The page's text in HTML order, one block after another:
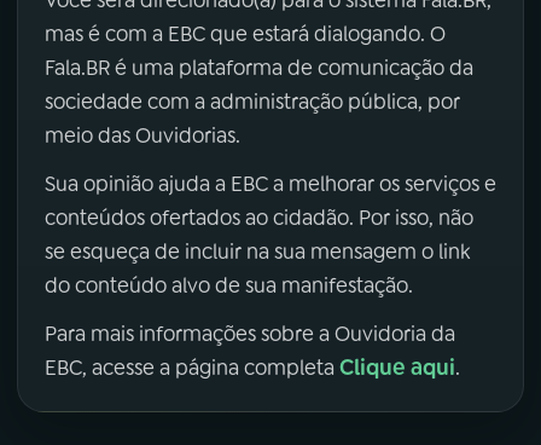
mas é com a EBC que estará dialogando. O
Fala.BR é uma plataforma de comunicação da
sociedade com a administração pública, por
meio das Ouvidorias.
Sua opinião ajuda a EBC a melhorar os serviços e
conteúdos ofertados ao cidadão. Por isso, não
se esqueça de incluir na sua mensagem o link
do conteúdo alvo de sua manifestação.
Para mais informações sobre a Ouvidoria da
EBC, acesse a página completa Clique aqui.